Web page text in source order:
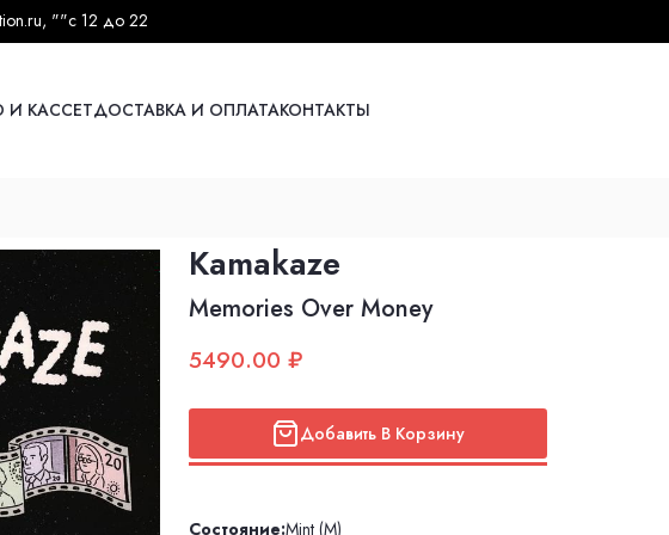
, ""с 12 до 22
И КАССЕТДОСТАВКА И ОПЛАТАКОНТАКТЫ
Kamakaze
Memories Over Money
5490.00 ₽
Добавить В Корзину
Состояние:Mint (M)